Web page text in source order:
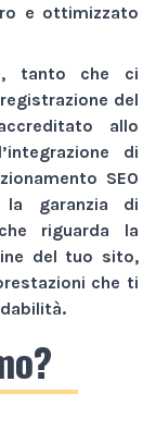
e ottimizzato
tanto che ci
del
allo
di
SEO
la garanzia di
riguarda la
del tuo sito,
che ti